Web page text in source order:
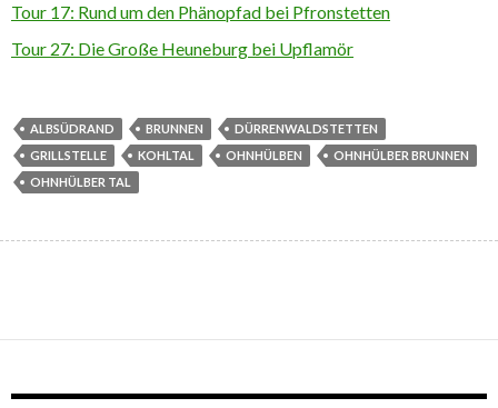
Tour 17: Rund um den Phänopfad bei Pfronstetten
Tour 27: Die Große Heuneburg bei Upflamör
ALBSÜDRAND BRUNNEN
DÜRRENWALDSTETTEN
GRILLSTELLE
KOHLTAL OHNHÜLBEN
OHNHÜLBER BRUNNEN
OHNHÜLBER TAL